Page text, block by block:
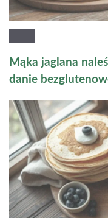
Mąka jaglana
danie